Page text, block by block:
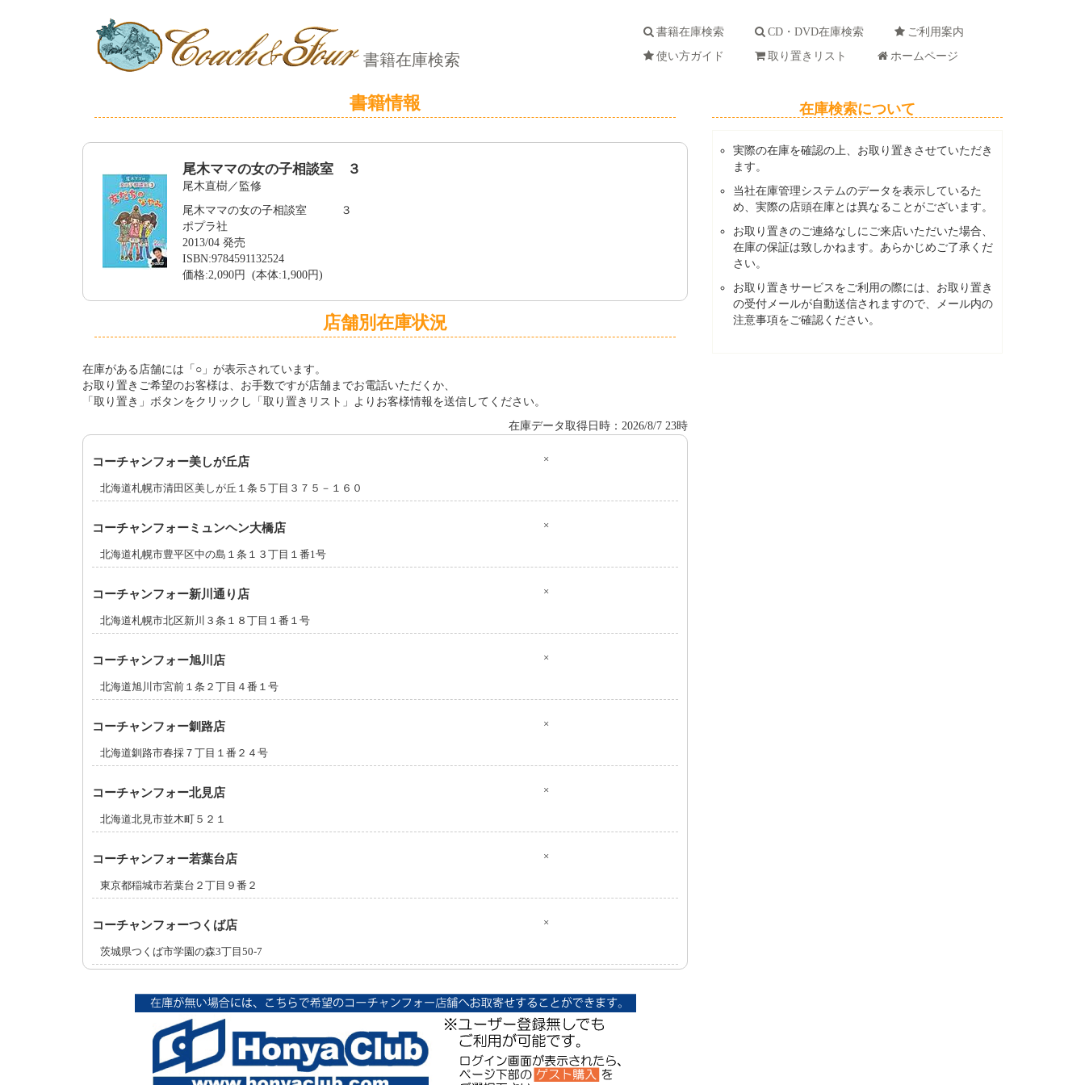
書籍在庫検索
書籍在庫検索 CD・DVD在庫検索
ご利用案内
使い方ガイド
取り置きリスト ホームページ
書籍情報
尾木ママの女の子相談室 ３
尾木直樹／監修
尾木ママの女の子相談室 ３
ポプラ社
2013/04 発売
ISBN:9784591132524
価格:2,090円 (本体:1,900円)
店舗別在庫状況
在庫がある店舗には「○」が表示されています。
お取り置きご希望のお客様は、お手数ですが店舗までお電話いただくか、
「取り置き」ボタンをクリックし「取り置きリスト」よりお客様情報を送信してください。
在庫データ取得日時：2026/8/7 23時
コーチャンフォー美しが丘店 ×
北海道札幌市清田区美しが丘１条５丁目３７５－１６０
コーチャンフォーミュンヘン大橋店 ×
北海道札幌市豊平区中の島１条１３丁目１番1号
コーチャンフォー新川通り店 ×
北海道札幌市北区新川３条１８丁目１番１号
コーチャンフォー旭川店 ×
北海道旭川市宮前１条２丁目４番１号
コーチャンフォー釧路店 ×
北海道釧路市春採７丁目１番２４号
コーチャンフォー北見店 ×
北海道北見市並木町５２１
コーチャンフォー若葉台店 ×
東京都稲城市若葉台２丁目９番２
コーチャンフォーつくば店 ×
茨城県つくば市学園の森3丁目50-7
在庫検索について
実際の在庫を確認の上、お取り置きさせていただき
ます。
当社在庫管理システムのデータを表示しているた
め、実際の店頭在庫とは異なることがございます。
お取り置きのご連絡なしにご来店いただいた場合、
在庫の保証は致しかねます。あらかじめご了承くだ
さい。
お取り置きサービスをご利用の際には、お取り置き
の受付メールが自動送信されますので、メール内の
注意事項をご確認ください。